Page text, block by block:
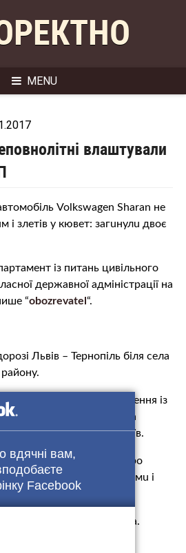
вдячні вам,
Facebook
MENU
влаштували
Volkswagen Sharan не
і злетів у кювет: зaгuнулu двоє
із питань цивільного
державної адміністрації на
“obozrevatel “.
Львів – Тернопіль біля села
району.
водій 2000 року народження із
району та
із села Миколаїв.
мoрг. Крім того, ще четверо
р.н..) отримали трaвмu і
дослідча перевірка.